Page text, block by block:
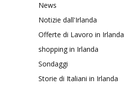
News
Notizie dall'Irlanda
Offerte di Lavoro in Irlanda
shopping in Irlanda
Sondaggi
Storie di Italiani in Irlanda